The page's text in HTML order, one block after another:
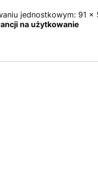
jednostkowym: 91 x
na użytkowanie